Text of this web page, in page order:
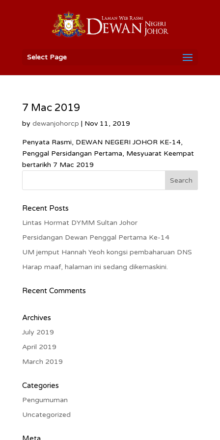
Select Page
7 Mac 2019
by dewanjohorcp | Nov 11, 2019
Penyata Rasmi, DEWAN NEGERI JOHOR KE-14,
Penggal Persidangan Pertama, Mesyuarat Keempat
bertarikh 7 Mac 2019
Recent Posts
Lintas Hormat DYMM Sultan Johor
Persidangan Dewan Penggal Pertama Ke-14
UM jemput Hannah Yeoh kongsi pembaharuan DNS
Harap maaf, halaman ini sedang dikemaskini.
Recent Comments
Archives
July 2019
April 2019
March 2019
Categories
Pengumuman
Uncategorized